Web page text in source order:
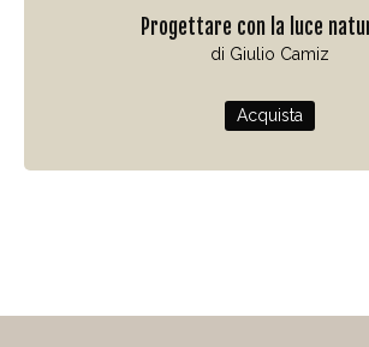
Progettare con la luce
di Giulio Camiz
Acquista